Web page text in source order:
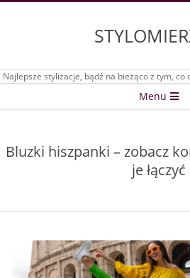
Najlepsze stylizacje, bądź na bieżąco z tym,
Menu
Bluzki hiszpanki – zobacz
je łączyć